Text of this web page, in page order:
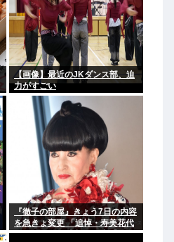
【画像】最近のJKダンス部、迫
力がすごい
『徹子の部屋』きょう7日の内容
を急きょ変更 「追悼・寿美花代
さん」放送へ 当初の予定「放送